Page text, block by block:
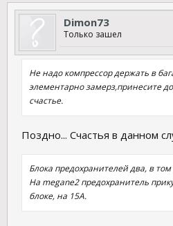
Dimon73
Только зашел
Не надо компрессор держать в
элементарно замерз,принесите
счастье.
Поздно... Счастья в данном
Блока предохранителей два, в том
На megane2 предохранитель
блоке, на 15А.